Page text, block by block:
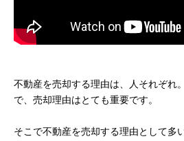
不動産を売却する理由は、人それぞれ
で、売却理由はとても重要です。
そこで不動産を売却する理由として多